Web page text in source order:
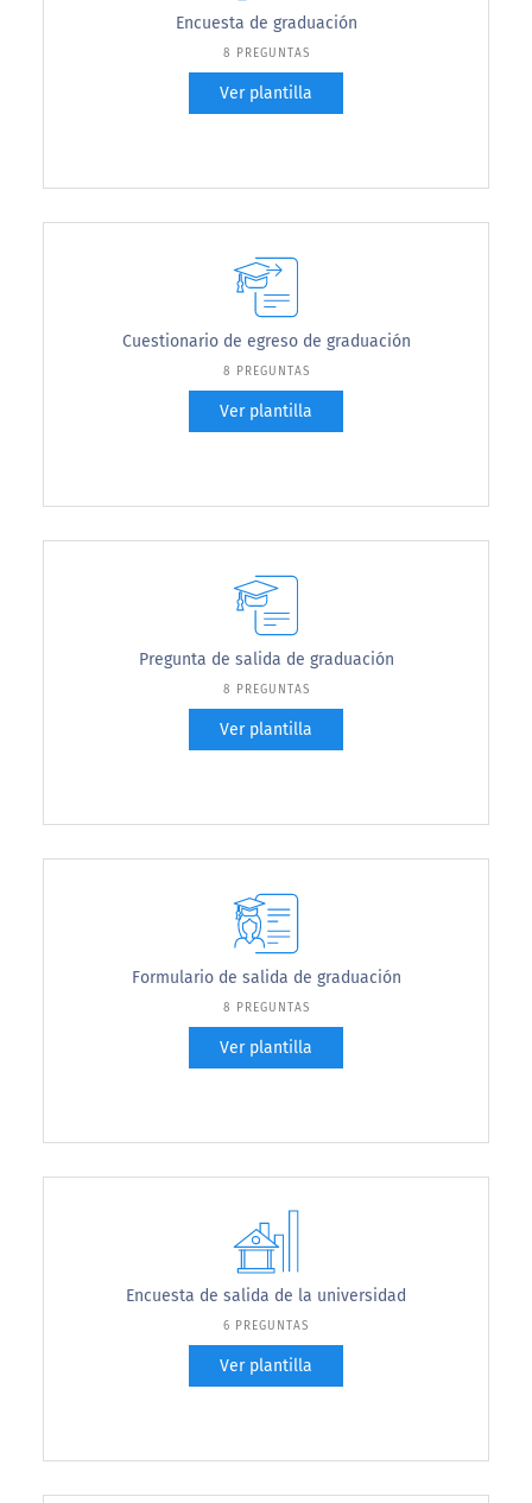
Encuesta de graduación
8 PREGUNTAS
Ver plantilla
Cuestionario de egreso de graduación
8 PREGUNTAS
Ver plantilla
Pregunta de salida de graduación
8 PREGUNTAS
Ver plantilla
Formulario de salida de graduación
8 PREGUNTAS
Ver plantilla
Encuesta de salida de la universidad
6 PREGUNTAS
Ver plantilla